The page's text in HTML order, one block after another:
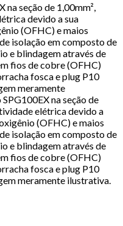
na seção de 1,00mm²,
devido a sua
(OFHC) e maios
isolação em composto de
e blindagem através de
fios de cobre (OFHC)
fosca e plug P10
meramente
na seção de
elétrica devido a
(OFHC) e maios
isolação em composto de
e blindagem através de
fios de cobre (OFHC)
fosca e plug P10
meramente ilustrativa.